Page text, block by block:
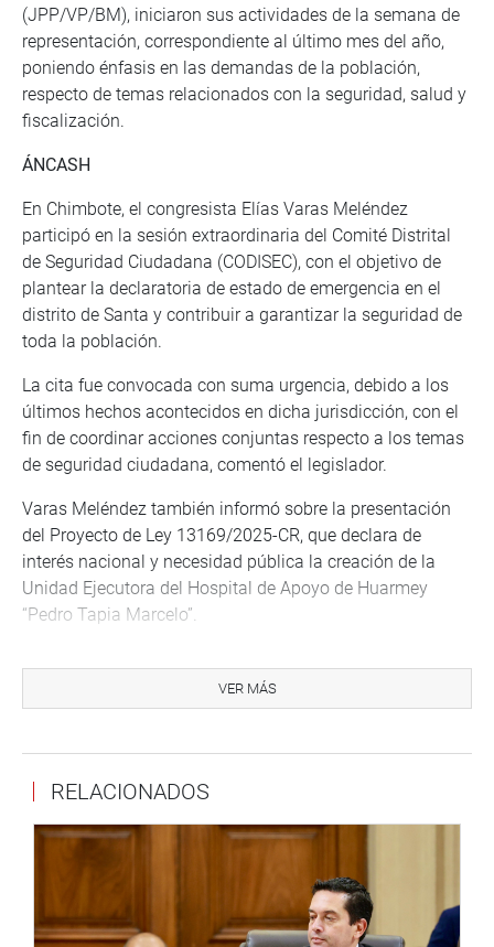
(JPP/VP/BM), iniciaron sus actividades de la semana de
representación, correspondiente al último mes del año,
poniendo énfasis en las demandas de la población,
respecto de temas relacionados con la seguridad, salud y
fiscalización.
ÁNCASH
En Chimbote, el congresista Elías Varas Meléndez
participó en la sesión extraordinaria del Comité Distrital
de Seguridad Ciudadana (CODISEC), con el objetivo de
plantear la declaratoria de estado de emergencia en el
distrito de Santa y contribuir a garantizar la seguridad de
toda la población.
La cita fue convocada con suma urgencia, debido a los
últimos hechos acontecidos en dicha jurisdicción, con el
fin de coordinar acciones conjuntas respecto a los temas
de seguridad ciudadana, comentó el legislador.
Varas Meléndez también informó sobre la presentación
del Proyecto de Ley 13169/2025-CR, que declara de
interés nacional y necesidad pública la creación de la
Unidad Ejecutora del Hospital de Apoyo de Huarmey
“Pedro Tapia Marcelo”.
salud y garantizar atención médica especializada,
oportuna y digna para toda la población huarmeyana”,
dotar al hospital de autonomía operativa, administrativa y
actuales en infraestructura, equipamiento, personal
médico y gestión. Con ello, se busca reducir las brechas
en la atención sanitaria en la zona sur del departamento
de Áncash.
VER MÁS
RELACIONADOS